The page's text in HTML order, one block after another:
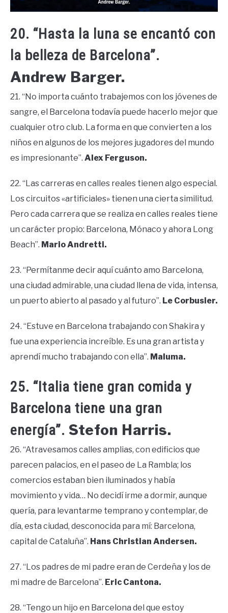
20. “Hasta la luna se encantó con
la belleza de Barcelona”.
Andrew Barger.
21. “No importa cuánto trabajemos con los jóvenes de
sangre, el Barcelona todavía puede hacerlo mejor que
cualquier otro club. La forma en que convierten a los
niños en algunos de los mejores jugadores del mundo
es impresionante”. Alex Ferguson.
22. “Las carreras en calles reales tienen algo especial.
Los circuitos «artificiales» tienen una cierta similitud.
Pero cada carrera que se realiza en calles reales tiene
un carácter propio: Barcelona, ​​Mónaco y ahora Long
Beach”. Mario Andretti.
23. “Permítanme decir aquí cuánto amo Barcelona,
una ciudad admirable, una ciudad llena de vida, intensa,
un puerto abierto al pasado y al futuro”. Le Corbusier.
24. “Estuve en Barcelona trabajando con Shakira y
fue una experiencia increíble. Es una gran artista y
aprendí mucho trabajando con ella”. Maluma.
25. “Italia tiene gran comida y
Barcelona tiene una gran
energía”. Stefon Harris.
26. “Atravesamos calles amplias, con edificios que
parecen palacios, en el paseo de La Rambla; los
comercios estaban bien iluminados y había
movimiento y vida… No decidí irme a dormir, aunque
quería, para levantarme temprano y contemplar, de
día, esta ciudad, desconocida para mí: Barcelona,
capital de Cataluña”. Hans Christian Andersen.
27. “Los padres de mi padre eran de Cerdeña y los de
mi madre de Barcelona”. Eric Cantona.
28. “Tengo un hijo en Barcelona del que estoy